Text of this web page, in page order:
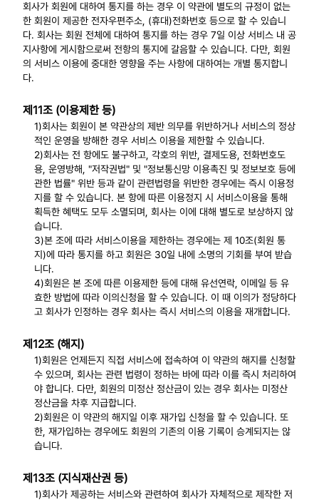
회사가 회원에 대하여 통지를 하는 경우 이 약관에 별도의 규정이 없는
한 회원이 제공한 전자우편주소, (휴대)전화번호 등으로 할 수 있습니
다. 회사는 회원 전체에 대하여 통지를 하는 경우 7일 이상 서비스 내 공
지사항에 게시함으로써 전항의 통지에 갈음할 수 있습니다. 다만, 회원
의 서비스 이용에 중대한 영향을 주는 사항에 대하여는 개별 통지합니
다.
제11조 (이용제한 등)
1)회사는 회원이 본 약관상의 제반 의무를 위반하거나 서비스의 정상
적인 운영을 방해한 경우 서비스 이용을 제한할 수 있습니다.
2)회사는 전 항에도 불구하고, 각호의 위반, 결제도용, 전화번호도
용, 운영방해, "저작권법" 및 "정보통신망 이용촉진 및 정보보호 등에
관한 법률" 위반 등과 같이 관련법령을 위반한 경우에는 즉시 이용정
지를 할 수 있습니다. 본 항에 따른 이용정지 시 서비스이용을 통해
획득한 혜택도 모두 소멸되며, 회사는 이에 대해 별도로 보상하지 않
습니다.
3)본 조에 따라 서비스이용을 제한하는 경우에는 제 10조(회원 통
지)에 따라 통지를 하고 회원은 30일 내에 소명의 기회를 부여 받습
니다.
4)회원은 본 조에 따른 이용제한 등에 대해 유선연락, 이메일 등 유
효한 방법에 따라 이의신청을 할 수 있습니다. 이 때 이의가 정당하다
고 회사가 인정하는 경우 회사는 즉시 서비스의 이용을 재개합니다.
제12조 (해지)
1)회원은 언제든지 직접 서비스에 접속하여 이 약관의 해지를 신청할
수 있으며, 회사는 관련 법령이 정하는 바에 따라 이를 즉시 처리하여
야 합니다. 다만, 회원의 미정산 정산금이 있는 경우 회사는 미정산
정산금을 차후 지급합니다.
2)회원은 이 약관의 해지일 이후 재가입 신청을 할 수 있습니다. 또
한, 재가입하는 경우에도 회원의 기존의 이용 기록이 승계되지는 않
습니다.
제13조 (지식재산권 등)
1)회사가 제공하는 서비스와 관련하여 회사가 자체적으로 제작한 저